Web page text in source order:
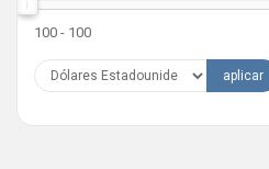
100 - 100
aplicar